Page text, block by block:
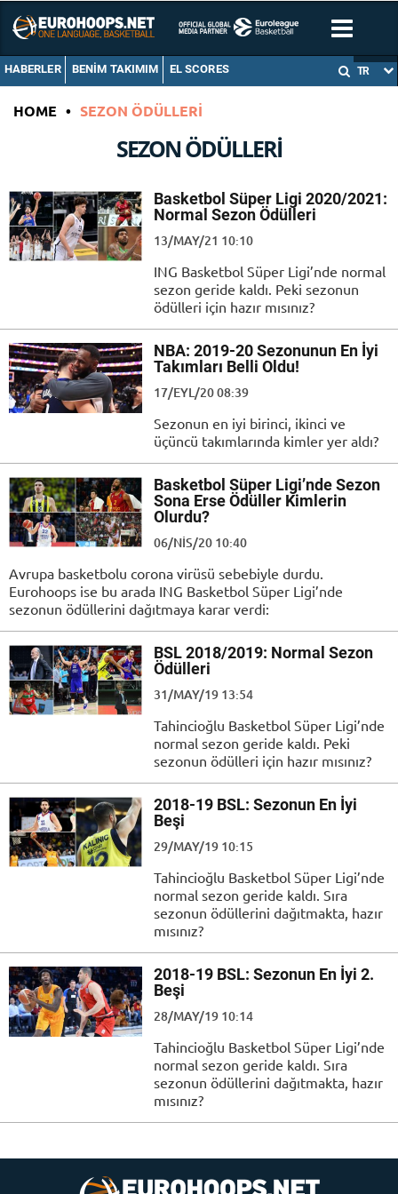
HABERLER BENIM TAKIMIM EL SCORES TR
HOME • SEZON ÖDÜLLERI
SEZON ÖDÜLLERI
Basketbol Süper Ligi 2020/2021:
Normal Sezon Ödülleri
13/MAY/21 10:10
ING Basketbol Süper Ligi’nde normal
sezon geride kaldı. Peki sezonun
ödülleri için hazır mısınız?
NBA: 2019-20 Sezonunun En İyi
Takımları Belli Oldu!
17/EYL/20 08:39
Sezonun en iyi birinci, ikinci ve
üçüncü takımlarında kimler yer aldı?
Basketbol Süper Ligi’nde Sezon
Sona Erse Ödüller Kimlerin
Olurdu?
06/NIS/20 10:40
Avrupa basketbolu corona virüsü sebebiyle durdu.
Eurohoops ise bu arada ING Basketbol Süper Ligi’nde
sezonun ödüllerini dağıtmaya karar verdi:
BSL 2018/2019: Normal Sezon
Ödülleri
31/MAY/19 13:54
Tahincioğlu Basketbol Süper Ligi’nde
normal sezon geride kaldı. Peki
sezonun ödülleri için hazır mısınız?
2018-19 BSL: Sezonun En İyi
Beşi
29/MAY/19 10:15
Tahincioğlu Basketbol Süper Ligi’nde
normal sezon geride kaldı. Sıra
sezonun ödüllerini dağıtmakta, hazır
mısınız?
2018-19 BSL: Sezonun En İyi 2.
Beşi
28/MAY/19 10:14
Tahincioğlu Basketbol Süper Ligi’nde
normal sezon geride kaldı. Sıra
sezonun ödüllerini dağıtmakta, hazır
mısınız?